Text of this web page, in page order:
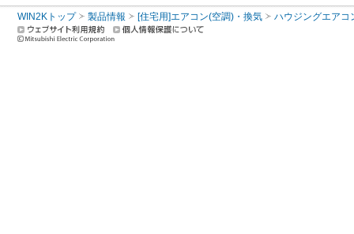
WIN2Kトップ 製品情報 [住宅用]エアコン(空調)・換気 ハウジングエアコ